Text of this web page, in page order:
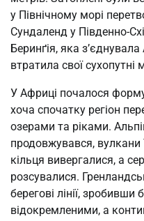
у Північному морі
Сундаленд у Південно-
Беринґія, яка
втратила свої сухопутні
У Африці почалося
хоча спочатку регіон
озерами та ріками.
продовжувався, вулкани
кільця вивергалися, а
розсувалися.
берегові лінії, зробивши
відокремленими, а